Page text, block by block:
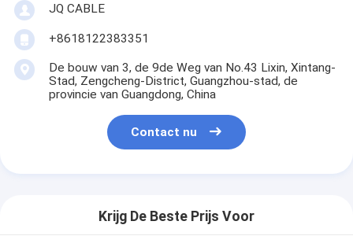
JQ CABLE
+8618122383351
De bouw van 3, de 9de Weg van No.43 Lixin, Xintang-
Stad, Zengcheng-District, Guangzhou-stad, de
provincie van Guangdong, China
Contact nu
Krijg De Beste Prijs Voor